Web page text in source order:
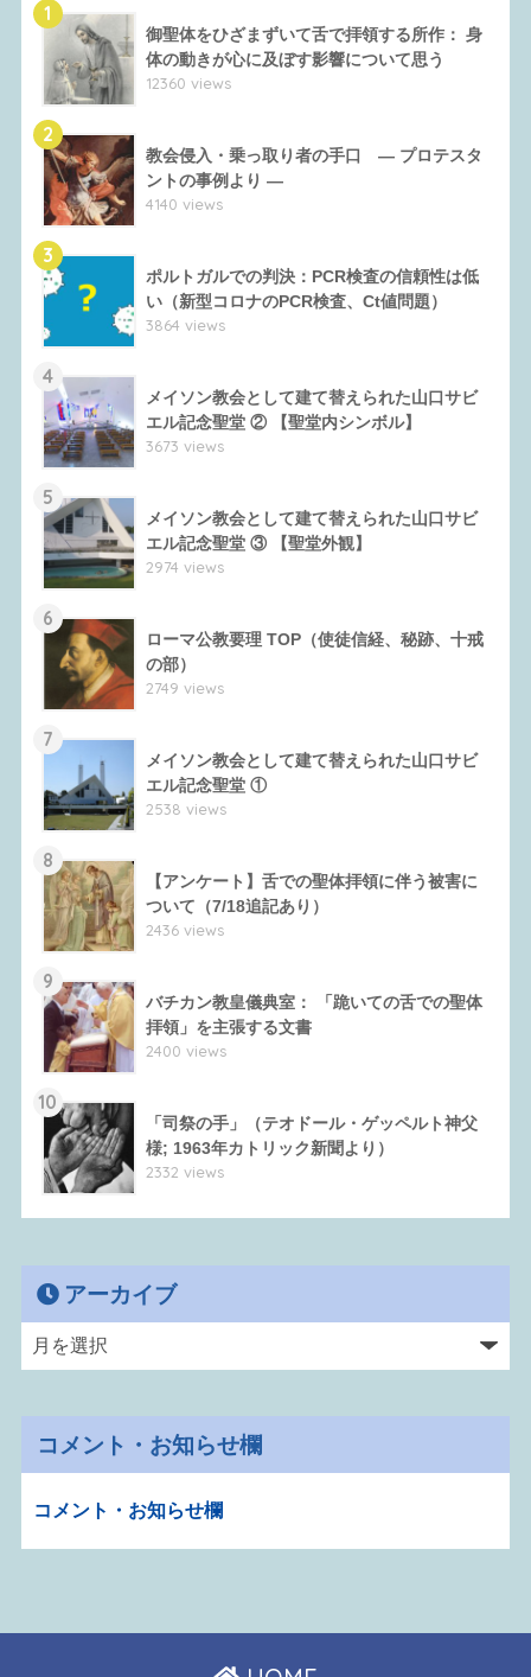
1
御聖体をひざまずいて舌で拝領する所作： 身
体の動きが心に及ぼす影響について思う
12360 views
2
教会侵入・乗っ取り者の手口 ― プロテスタ
ントの事例より ―
4140 views
3
ポルトガルでの判決：PCR検査の信頼性は低
い（新型コロナのPCR検査、Ct値問題）
3864 views
4
メイソン教会として建て替えられた山口サビ
エル記念聖堂 ② 【聖堂内シンボル】
3673 views
5
メイソン教会として建て替えられた山口サビ
エル記念聖堂 ③ 【聖堂外観】
2974 views
6
ローマ公教要理 TOP（使徒信経、秘跡、十戒
の部）
2749 views
7
メイソン教会として建て替えられた山口サビ
エル記念聖堂 ①
2538 views
8
【アンケート】舌での聖体拝領に伴う被害に
ついて（7/18追記あり）
2436 views
9
バチカン教皇儀典室： 「跪いての舌での聖体
拝領」を主張する文書
2400 views
10
「司祭の手」（テオドール・ゲッペルト神父
様; 1963年カトリック新聞より）
2332 views
アーカイブ
コメント・お知らせ欄
コメント・お知らせ欄